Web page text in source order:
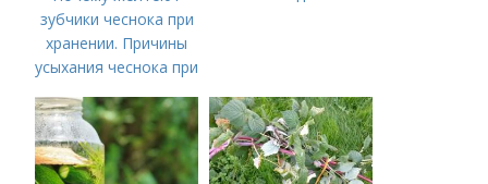
зубчики чеснока при
хранении. Причины
усыхания чеснока при